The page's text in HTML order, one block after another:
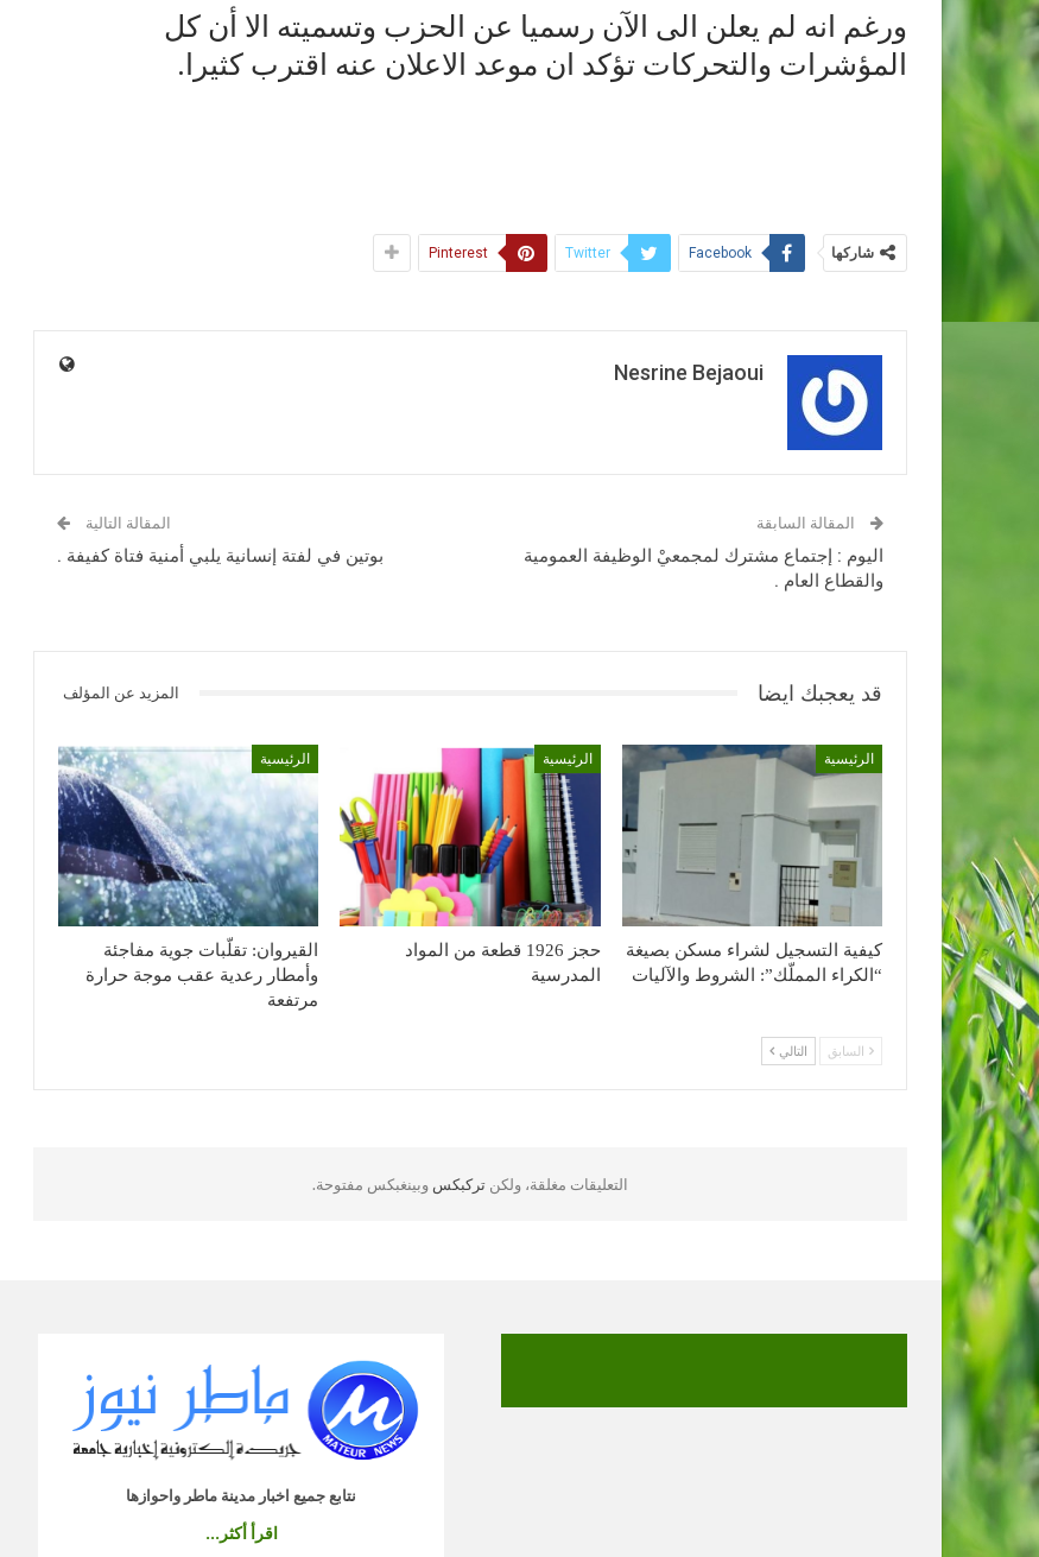
ورغم انه لم يعلن الى الآن رسميا عن الحزب وتسميته الا أن كل
المؤشرات والتحركات تؤكد ان موعد الاعلان عنه اقترب كثيرا.
شاركها Facebook
Twitter
Pinterest
Nesrine Bejaoui
المقالة السابقة
اليوم : إجتماع مشترك لمجمعيْ الوظيفة العمومية
والقطاع العام .
المقالة التالية
بوتين في لفتة إنسانية يلبي أمنية فتاة كفيفة .
قد يعجبك ايضا المزيد عن المؤلف
الرئيسية
كيفية التسجيل لشراء مسكن بصيغة
“الكراء المملّك”: الشروط والآليات
الرئيسية
حجز 1926 قطعة من المواد
المدرسية
الرئيسية
القيروان: تقلّبات جوية مفاجئة
وأمطار رعدية عقب موجة حرارة
مرتفعة
السابق التالي
التعليقات مغلقة، ولكن تركبكس وبينغبكس مفتوحة.
نتابع جميع اخبار مدينة ماطر واحوازها
اقرأ أكثر...